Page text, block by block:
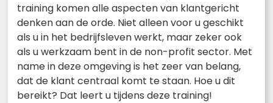
training komen alle aspecten van klantgericht
denken aan de orde. Niet alleen voor u geschikt
als u in het bedrijfsleven werkt, maar zeker ook
als u werkzaam bent in de non-profit sector. Met
name in deze omgeving is het zeer van belang,
dat de klant centraal komt te staan. Hoe u dit
bereikt? Dat leert u tijdens deze training!